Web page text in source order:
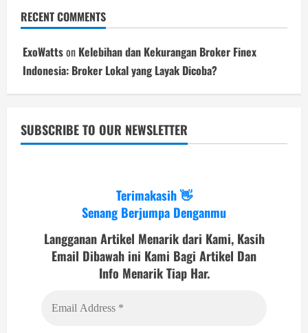
RECENT COMMENTS
ExoWattson Kelebihan dan Kekurangan Broker Finex
Indonesia: Broker Lokal yang Layak Dicoba?
SUBSCRIBE TO OUR NEWSLETTER
Terimakasih 👋
Senang Berjumpa Denganmu
Langganan Artikel Menarik dari Kami, Kasih
Email Dibawah ini Kami Bagi Artikel Dan
Info Menarik Tiap Har.